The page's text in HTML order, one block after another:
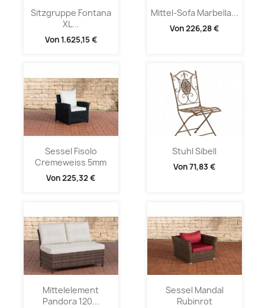
Sitzgruppe Fontana
XL...
Von1.625,15 €
Mittel-Sofa Marbella...
Von226,28 €
Sessel Fisolo
Cremeweiss 5mm
Von225,32 €
Stuhl Sibell
Von71,83 €
Mittelelement
Pandora 120...
Sessel Mandal
Rubinrot